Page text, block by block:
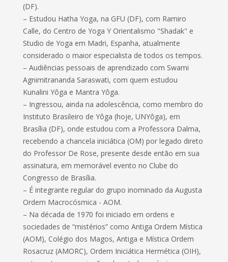
(DF).
– Estudou Hatha Yoga, na GFU (DF), com Ramiro
Calle, do Centro de Yoga Y Orientalismo "Shadak" e
Studio de Yoga em Madri, Espanha, atualmente
considerado o maior especialista de todos os tempos.
– Audiências pessoais de aprendizado com Swami
Agnimitrananda Saraswati, com quem estudou
Kunalini Yôga e Mantra Yôga.
– Ingressou, ainda na adolescência, como membro do
Instituto Brasileiro de Yôga (hoje, UNYôga), em
Brasília (DF), onde estudou com a Professora Dalma,
recebendo a chancela iniciática (OM) por legado direto
do Professor De Rose, presente desde então em sua
assinatura, em memorável evento no Clube do
Congresso de Brasília.
– É integrante regular do grupo inominado da Augusta
Ordem Macrocósmica - AOM.
– Na década de 1970 foi iniciado em ordens e
sociedades de “mistérios” como Antiga Ordem Mística
(AOM), Colégio dos Magos, Antiga e Mística Ordem
Rosacruz (AMORC), Ordem Iniciática Hermética (OIH),